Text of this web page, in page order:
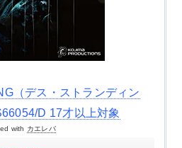
（デス・ストランディン
D 17才以上対象
with カエレバ